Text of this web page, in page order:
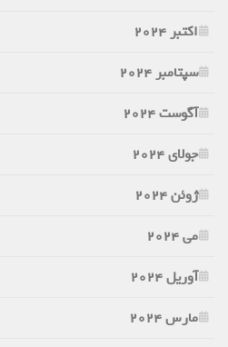
اکتبر 2024
سپتامبر 2024
آگوست 2024
جولای 2024
ژوئن 2024
می 2024
آوریل 2024
مارس 2024